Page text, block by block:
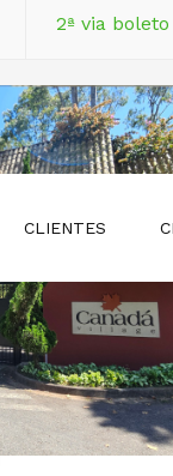
2ª via boleto
Bragança
Av. Marcelo
CLIENTES